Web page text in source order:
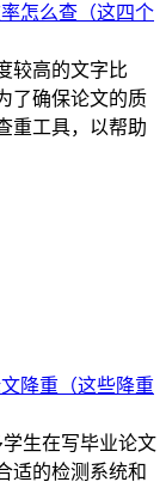
怎么查（这四个
较高的文字比
了确保论文的质
重工具，以帮助
降重（这些降重
生在写毕业论文
适的检测系统和